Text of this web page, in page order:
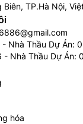
TP.Hà Nội,
- Nhà Thầu Dự Án:
- Nhà Thầu Dự Án:
hóa